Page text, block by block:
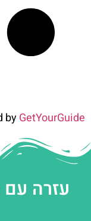
byGetYourGuide
עזרה